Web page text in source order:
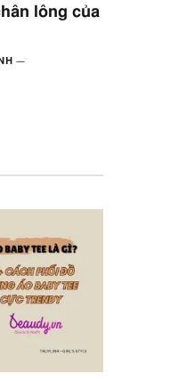
lông của